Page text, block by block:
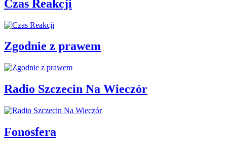
Czas Reakcji
Zgodnie z prawem
Radio Szczecin Na Wieczór
Fonosfera